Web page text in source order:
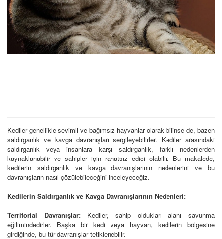
Kediler genellikle sevimli ve bağımsız hayvanlar olarak bilinse de, bazen
saldırganlık ve kavga davranışları sergileyebilirler. Kediler arasındaki
saldırganlık veya insanlara karşı saldırganlık, farklı nedenlerden
kaynaklanabilir ve sahipler için rahatsız edici olabilir. Bu makalede,
kedilerin saldırganlık ve kavga davranışlarının nedenlerini ve bu
davranışların nasıl çözülebileceğini inceleyeceğiz.
Kedilerin Saldırganlık ve Kavga Davranışlarının Nedenleri:
Territorial Davranışlar:Kediler, sahip oldukları alanı savunma
eğilimindedirler. Başka bir kedi veya hayvan, kedilerin bölgesine
girdiğinde, bu tür davranışlar tetiklenebilir.